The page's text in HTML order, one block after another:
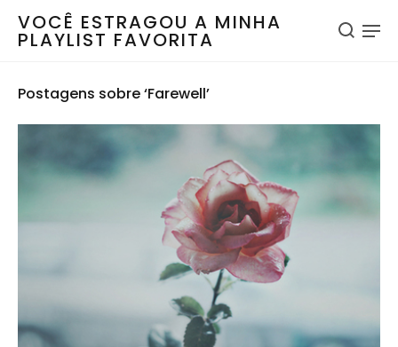
VOCÊ ESTRAGOU A MINHA
PLAYLIST FAVORITA
Postagens sobre ‘Farewell’